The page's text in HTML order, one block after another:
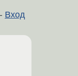
- Вход